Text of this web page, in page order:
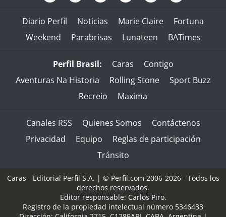
Diario Perfil Noticias Marie Claire
Fortuna
Weekend
Parabrisas Lunateen BATimes
Perfil Brasil: Caras
Contigo
Aventuras Na Historia
Rolling Stone
Sport Buzz
Recreio
Maxima
Canales RSS Quienes Somos
Contáctenos
Privacidad
Equipo
Reglas de participación
Tránsito
Caras - Editorial Perfil S.A. | © Perfil.com 2006-2026 - Todos los
derechos reservados.
Editor responsable: Carlos Piro.
Registro de la propiedad intelectual número 5346433